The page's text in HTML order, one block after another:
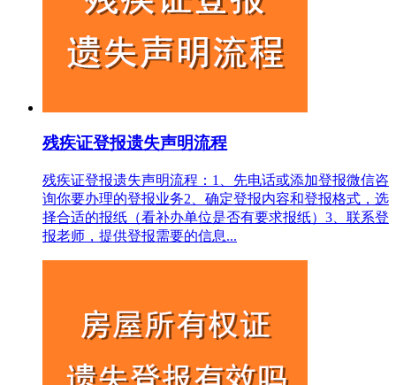
残疾证登报遗失声明流程
残疾证登报遗失声明流程：1、先电话或添加登报微信咨
询你要办理的登报业务2、确定登报内容和登报格式，选
择合适的报纸（看补办单位是否有要求报纸）3、联系登
报老师，提供登报需要的信息...